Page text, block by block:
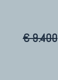
€ 9.400